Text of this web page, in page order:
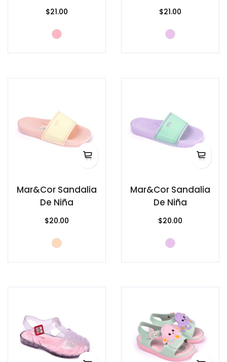
$21.00 $21.00
Mar&Cor Sandalia
De Niña
$20.00
Mar&Cor Sandalia
De Niña
$20.00